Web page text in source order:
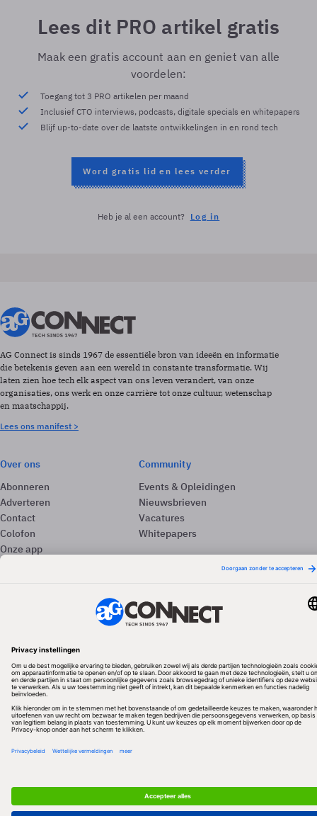
Lees dit PRO artikel gratis
Maak een gratis account aan en geniet van alle
voordelen:
Toegang tot 3 PRO artikelen per maand
Inclusief CTO interviews, podcasts, digitale specials en whitepapers
Blijf up-to-date over de laatste ontwikkelingen in en rond tech
Word gratis lid en lees verder
Heb je al een account? Log in
AG Connect is sinds 1967 de essentiële bron van ideeën en informatie
die betekenis geven aan een wereld in constante transformatie. Wij
laten zien hoe tech elk aspect van ons leven verandert, van onze
organisaties, ons werk en onze carrière tot onze cultuur, wetenschap
en maatschappij.
Lees ons manifest >
Over ons
Abonneren
Adverteren
Contact
Colofon
Onze app
Community
Events & Opleidingen
Nieuwsbrieven
Vacatures
Whitepapers
Redactionele partner
Algemene Voorwaarden & Copyrights